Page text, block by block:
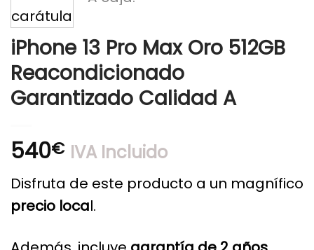
iPhone 13 Pro Max Oro 512GB
Reacondicionado
Garantizado Calidad A
540€ IVA Incluido
Disfruta de este producto a un magnífico
precio local.